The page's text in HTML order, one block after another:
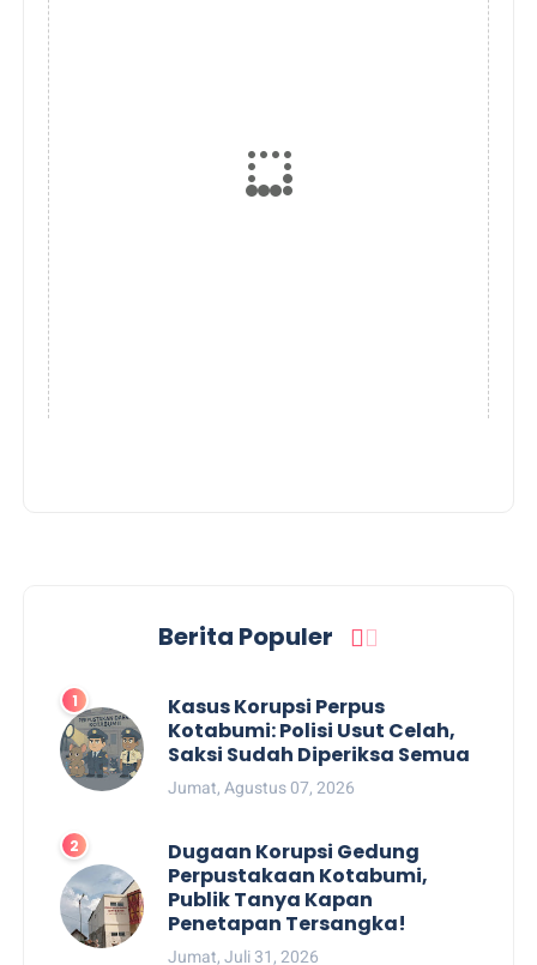
Berita Populer
Kasus Korupsi Perpus
Kotabumi: Polisi Usut Celah,
Saksi Sudah Diperiksa Semua
Jumat, Agustus 07, 2026
Dugaan Korupsi Gedung
Perpustakaan Kotabumi,
Publik Tanya Kapan
Penetapan Tersangka!
Jumat, Juli 31, 2026